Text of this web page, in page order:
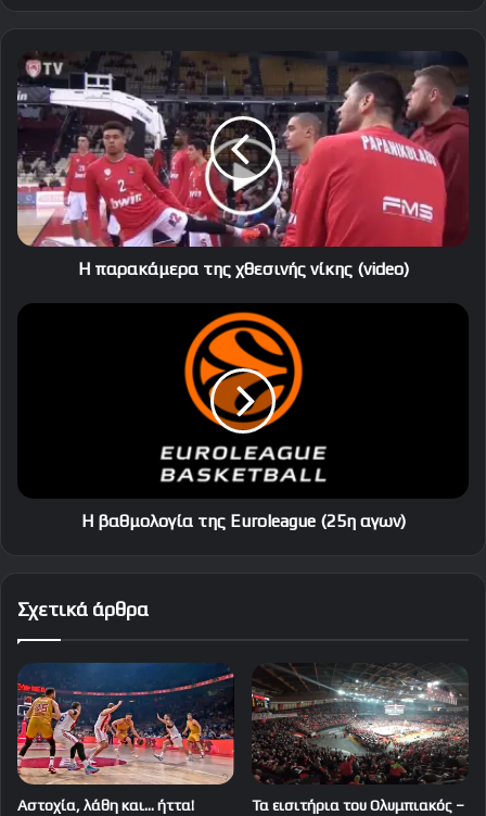
Η
παρακάμερα
της
χθεσινής
νίκης
(video)
Η παρακάμερα της χθεσινής νίκης (video)
Η
Η βαθμολογία της Euroleague (25η αγων)
Σχετικά άρθρα
Αστοχία, λάθη και… ήττα!
Τα εισιτήρια του Ολυμπιακός –